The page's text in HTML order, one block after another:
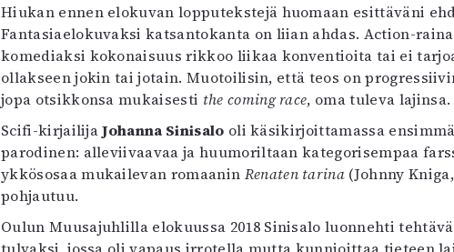
Hiukan ennen elokuvan lopputekstejä huomaan esittäväni
Fantasiaelokuvaksi katsantokanta on liian ahdas. Action-
komediaksi kokonaisuus rikkoo liikaa konventioita tai ei
ollakseen jokin tai jotain. Muotoilisin, että teos on
jopa otsikkonsa mukaisesti the coming race, oma tuleva lajinsa.
Scifi-kirjailijaJohanna Sinisalo oli käsikirjoittamassa
parodinen: alleviivaavaa ja huumoriltaan kategorisempaa
ykkösosaa mukailevan romaanin Renaten tarina (Johnny
pohjautuu.
Oulun Muusajuhlilla elokuussa 2018 Sinisalo luonnehti